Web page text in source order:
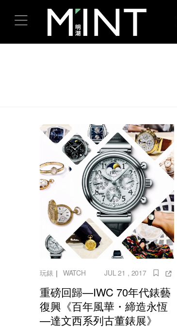
玩錶 ｜ WATCH JUL 21 , 2017
重磅回歸—IWC 70年代錶藝
復興《百年風華・締造永恆
—達文西系列古董錶展》